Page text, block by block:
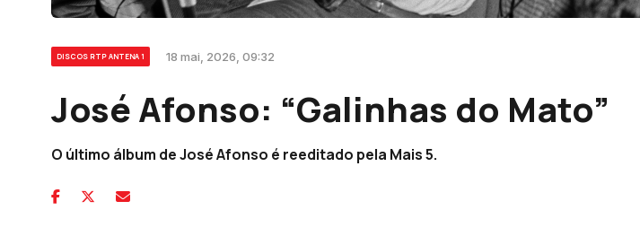
DISCOS RTP ANTENA 1 18 mai, 2026, 09:32
José Afonso: “Galinhas do Mato”
O último álbum de José Afonso é reeditado pela Mais 5.